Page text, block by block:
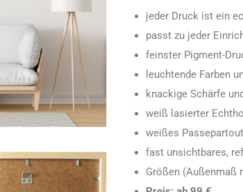
jeder Druck ist ein
passt zu jeder
feinster Pigment-
leuchtende Farben
knackige Schärfe
weiß lasierter
weißes
fast unsichtbares,
Größen (Außenmaß